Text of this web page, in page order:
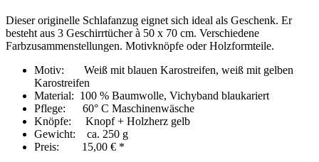
Dieser originelle Schlafanzug eignet sich ideal als Geschenk. Er
besteht aus 3 Geschirrtücher à 50 x 70 cm. Verschiedene
Farbzusammenstellungen. Motivknöpfe oder Holzformteile.
Motiv: Weiß mit blauen Karostreifen, weiß mit gelben
Karostreifen
Material: 100 % Baumwolle, Vichyband blaukariert
Pflege: 60° C Maschinenwäsche
Knöpfe: Knopf + Holzherz gelb
Gewicht: ca. 250 g
Preis: 15,00 € *